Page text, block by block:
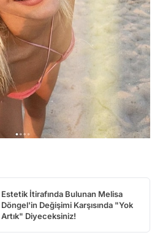
Estetik İtirafında Bulunan Melisa
Döngel'in Değişimi Karşısında "Yok
Artık" Diyeceksiniz!